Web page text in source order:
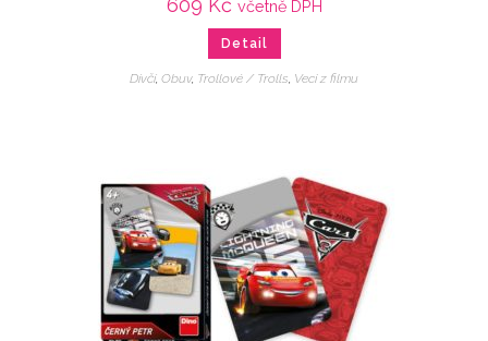
609 Kč včetně DPH
Detail
Dívčí, Obuv, Trollové / Trolls, Veci z filmu